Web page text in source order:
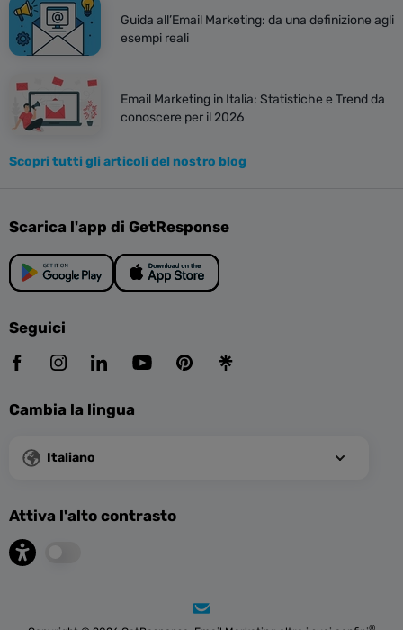
Guida all’Email Marketing: da una definizione agli
esempi reali
Email Marketing in Italia: Statistiche e Trend da
conoscere per il 2026
Scopri tutti gli articoli del nostro blog
Scarica l'app di GetResponse
Seguici
Cambia la lingua
Italiano
Attiva l'alto contrasto